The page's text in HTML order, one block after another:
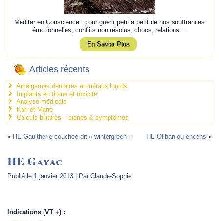
Méditer en Conscience : pour guérir petit à petit de nos souffrances
émotionnelles, conflits non résolus, chocs, relations...
En Savoir Plus
Articles récents
Amalgames dentaires et métaux lourds
Implants en titane et toxicité
Analyse médicale
Karl et Marie
Calculs biliaires – signes & symptômes
« HE Gaulthérie couchée dit « wintergreen » HE Oliban ou encens »
HE Gayac
Publié le 1 janvier 2013 | Par Claude-Sophie
Indications (VT +) :